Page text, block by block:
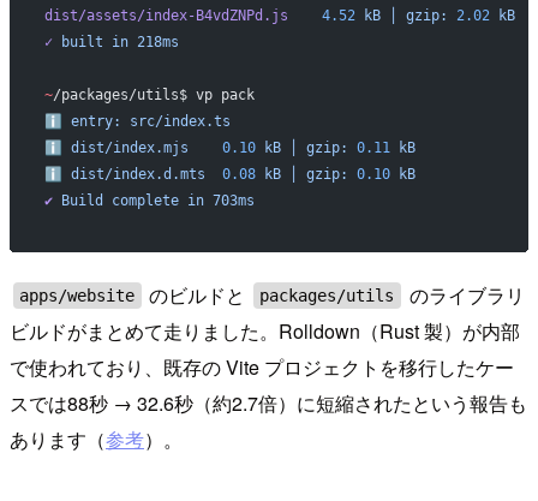
dist/assets/index-B4vdZNPd.js
    4.52
kB │ gzip: 2.02 kB
✓ built in 218ms
~/packages/utils$ vp pack
ℹ
entry:
src/index.ts
ℹ
dist/index.mjs
    0.10
kB │ gzip: 0.11 kB
ℹ
dist/index.d.mts
  0.08
kB │ gzip: 0.10 kB
✔ Build complete in 703ms
apps/website のビルドと packages/utils
のライブラリ
ビルドがまとめて走りました。Rolldown（Rust 製）が内部
で使われており、既存の Vite プロジェクトを移行したケー
スでは88秒 → 32.6秒（約2.7倍）に短縮されたという報告も
あります（参考）。